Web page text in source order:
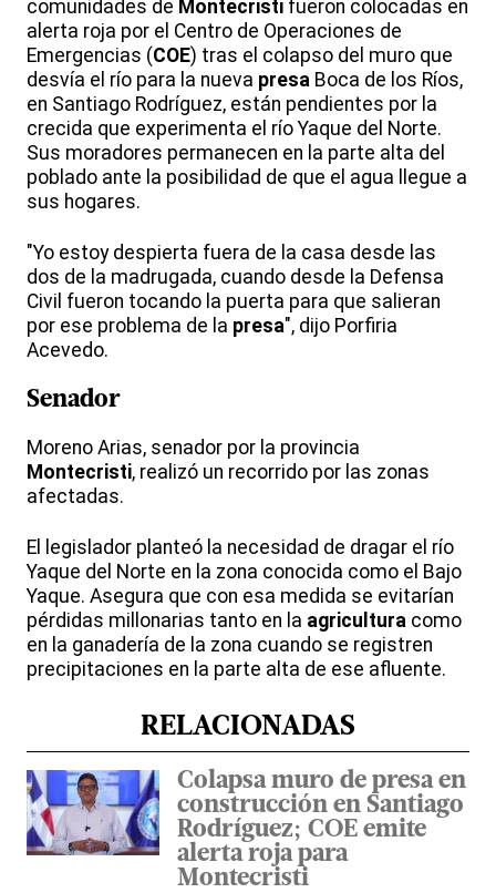
comunidades de Montecristi fueron colocadas en
alerta roja por el Centro de Operaciones de
Emergencias (COE) tras el colapso del muro que
desvía el río para la nueva presa Boca de los Ríos,
en Santiago Rodríguez, están pendientes por la
crecida que experimenta el río Yaque del Norte.
Sus moradores permanecen en la parte alta del
poblado ante la posibilidad de que el agua llegue a
sus hogares.
"Yo estoy despierta fuera de la casa desde las
dos de la madrugada, cuando desde la Defensa
Civil fueron tocando la puerta para que salieran
por ese problema de la presa", dijo Porfiria
Acevedo.
Senador
Moreno Arias, senador por la provincia
Montecristi, realizó un recorrido por las zonas
afectadas.
El legislador planteó la necesidad de dragar el río
Yaque del Norte en la zona conocida como el Bajo
Yaque. Asegura que con esa medida se evitarían
pérdidas millonarias tanto en la agricultura como
en la ganadería de la zona cuando se registren
precipitaciones en la parte alta de ese afluente.
RELACIONADAS
Colapsa muro de presa en
construcción en Santiago
Rodríguez; COE emite
alerta roja para
Montecristi